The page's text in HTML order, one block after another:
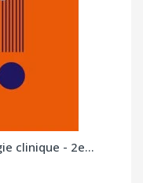
clinique - 2e...